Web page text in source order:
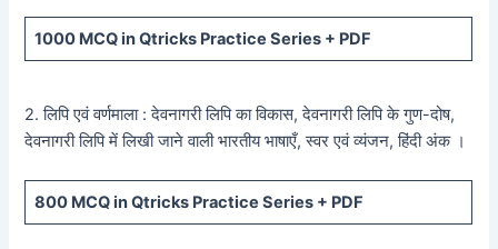
1000 MCQ in Qtricks Practice Series + PDF
2. लिपि एवं वर्णमाला : देवनागरी लिपि का विकास, देवनागरी लिपि के गुण-दोष,
देवनागरी लिपि में लिखी जाने वाली भारतीय भाषाएँ, स्वर एवं व्यंजन, हिंदी अंक ।
800 MCQ in Qtricks Practice Series + PDF